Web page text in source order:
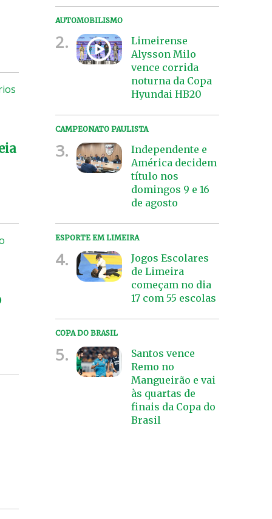
AUTOMOBILISMO
2.
Limeirense
Alysson Milo
vence corrida
noturna da Copa
Hyundai HB20
CAMPEONATO PAULISTA
3.
Independente e
América decidem
título nos
domingos 9 e 16
de agosto
ESPORTE EM LIMEIRA
4.
Jogos Escolares
de Limeira
começam no dia
17 com 55 escolas
COPA DO BRASIL
5.
Santos vence
Remo no
Mangueirão e vai
às quartas de
finais da Copa do
Brasil